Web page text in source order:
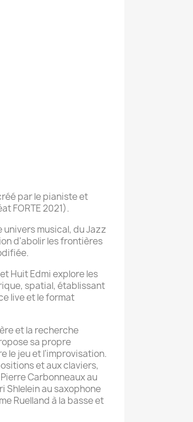
par le pianiste et
FORTE 2021).
musical, du Jazz
d'abolir les frontières
Huit Edmi explore les
spatial, établissant
live et le format
et la recherche
sa propre
le jeu et l'improvisation.
et aux claviers,
Carbonneaux au
au saxophone
Ruelland à la basse et